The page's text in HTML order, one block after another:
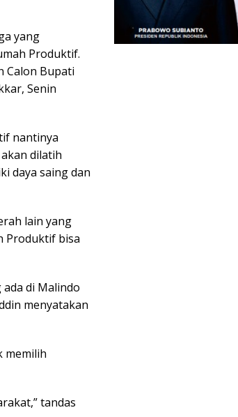
yang
Produktif.
Calon Bupati
Senin
nantinya
dilatih
daya saing dan
lain yang
Produktif bisa
di Malindo
menyatakan
memilih
tandas